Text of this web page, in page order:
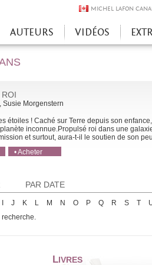
MICHEL LAFON
AUTEURS VIDÉOS
Susie Morgenstern
étoiles ! Caché sur Terre depuis son
planète inconnue.Propulsé roi dans une
et surtout, aura-t-il le soutien de son
• Acheter
PAR DATE
J K L M N O P Q R S T
recherche.
LIVRES